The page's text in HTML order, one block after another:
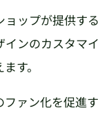
ョップが提供す
インのカスタマ
す。
ファン化を促進